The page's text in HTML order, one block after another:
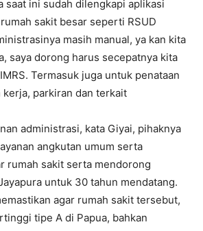
saat ini sudah dilengkapi aplikasi
sakit besar seperti RSUD
masih manual, ya kan kita
saya dorong harus secepatnya kita
Termasuk juga untuk penataan
parkiran dan terkait
administrasi, kata Giyai, pihaknya
angkutan umum serta
rumah sakit serta mendorong
untuk 30 tahun mendatang.
agar rumah sakit tersebut,
tipe A di Papua, bahkan